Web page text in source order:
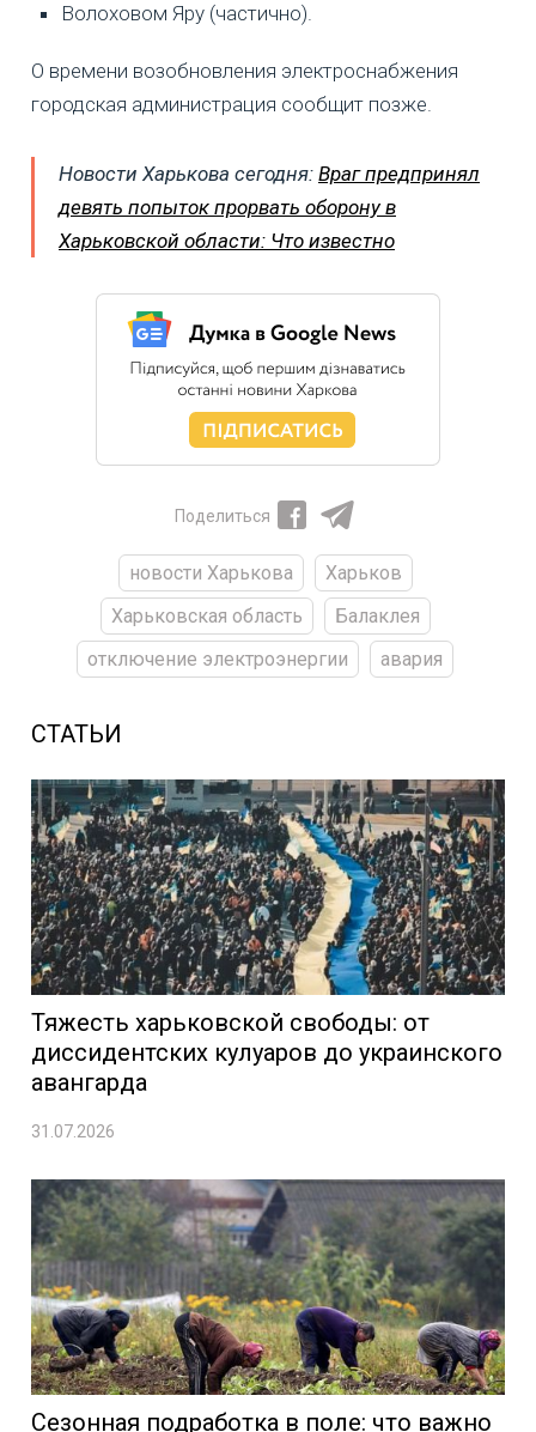
Волоховом Яру (частично).
О времени возобновления электроснабжения
городская администрация сообщит позже.
Новости Харькова сегодня: Враг предпринял
девять попыток прорвать оборону в
Харьковской области: Что известно
Поделиться
новости Харькова
Харьков
Харьковская область
Балаклея
отключение электроэнергии
авария
СТАТЬИ
Тяжесть харьковской свободы: от
диссидентских кулуаров до украинского
авангарда
31.07.2026
Сезонная подработка в поле: что важно